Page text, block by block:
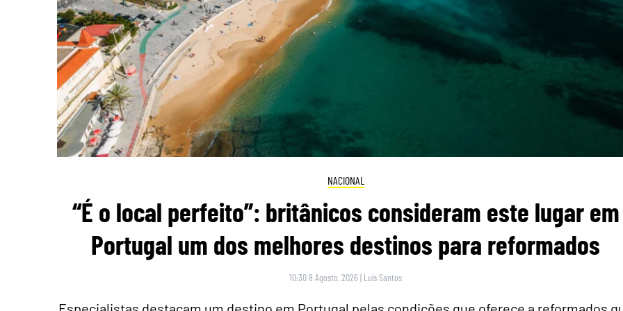
NACIONAL
“É o local perfeito”: britânicos consideram este lugar em
Portugal um dos melhores destinos para reformados
10:30 8 Agosto, 2026 | Luís Santos